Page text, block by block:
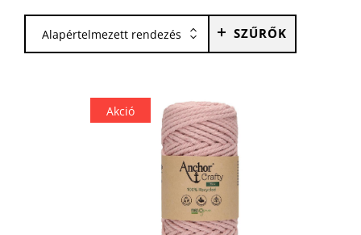
Alapértelmezett rendezés SZŰRŐK
Akció